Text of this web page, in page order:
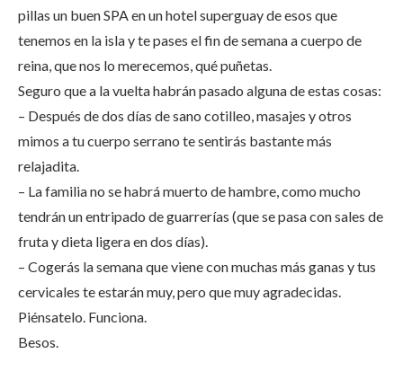
pillas un buen SPA en un hotel superguay de esos que
tenemos en la isla y te pases el fin de semana a cuerpo de
reina, que nos lo merecemos, qué puñetas.
Seguro que a la vuelta habrán pasado alguna de estas cosas:
– Después de dos días de sano cotilleo, masajes y otros
mimos a tu cuerpo serrano te sentirás bastante más
relajadita.
– La familia no se habrá muerto de hambre, como mucho
tendrán un entripado de guarrerías (que se pasa con sales de
fruta y dieta ligera en dos días).
– Cogerás la semana que viene con muchas más ganas y tus
cervicales te estarán muy, pero que muy agradecidas.
Piénsatelo. Funciona.
Besos.